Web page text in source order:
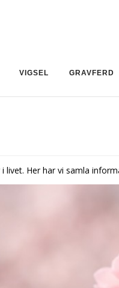
VIGSEL GRAVFERD
Her har vi samla